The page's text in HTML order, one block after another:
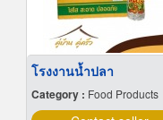
โรงงานน้ำปลา
Category : Food Products